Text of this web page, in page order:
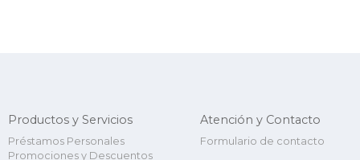
Productos y Servicios
Préstamos Personales
Promociones y Descuentos
Atención y Contacto
Formulario de contacto